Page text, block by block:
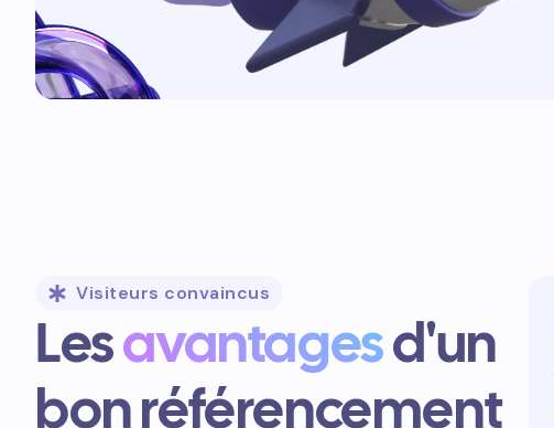
Visiteurs convaincus
Lesavantagesd'un
bon référencement